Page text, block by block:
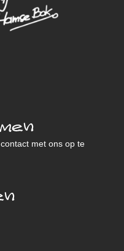
met ons op te